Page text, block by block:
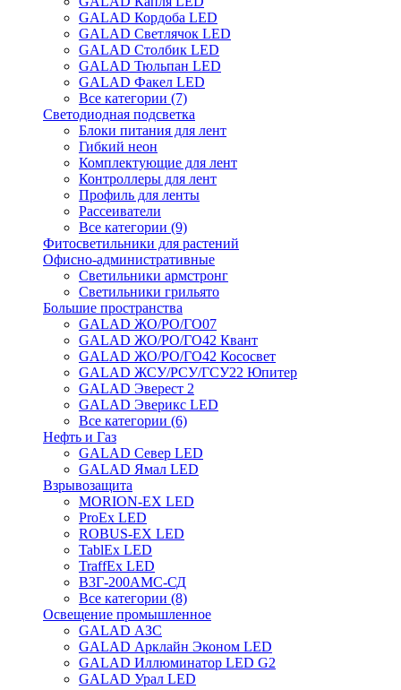
GALAD Кордоба LED
GALAD Светлячок LED
GALAD Столбик LED
GALAD Тюльпан LED
GALAD Факел LED
Все категории (7)
Светодиодная подсветка
Блоки питания для лент
Гибкий неон
Комплектующие для лент
Контроллеры для лент
Профиль для ленты
Рассеиватели
Все категории (9)
Фитосветильники для растений
Офисно-административные
Светильники армстронг
Светильники грильято
Большие пространства
GALAD ЖО/РО/ГО07
GALAD ЖО/РО/ГО42 Квант
GALAD ЖО/РО/ГО42 Кососвет
GALAD ЖСУ/РСУ/ГСУ22 Юпитер
GALAD Эверест 2
GALAD Эверикс LED
Все категории (6)
Нефть и Газ
GALAD Север LED
GALAD Ямал LED
Взрывозащита
MORION-EX LED
ProEx LED
ROBUS-EX LED
TablEx LED
TraffEx LED
В3Г-200АМС-СД
Все категории (8)
Освещение промышленное
GALAD АЗС
GALAD Арклайн Эконом LED
GALAD Иллюминатор LED G2
GALAD Урал LED